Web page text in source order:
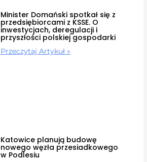
Minister Domański spotkał się z
przedsiębiorcami z KSSE. O
inwestycjach, deregulacji i
przyszłości polskiej gospodarki
Przeczytaj Artykuł »
Katowice planują budowę
nowego węzła przesiadkowego
w Podlesiu